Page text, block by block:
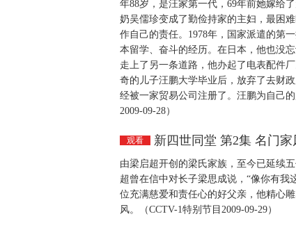
年88岁，是汪家第一代，69年前她嫁给
奶吴儒珍变成了勤俭持家的主妇，最困
作自己的责任。1978年，国家派遣的第
本留学、奋斗的经历。在日本，他也没
走上了另一条道路，他办起了电表配件
奇的儿子汪鹏大学毕业后，放弃了去财
经被一家贸易公司注册了。汪鹏为自己
2009-09-28）
观看 新四世同堂 第2集 名门家
由梁启超开创的梁氏家族，至今已延续
超曾在信中对长子梁思成说，“像你有
位充满慈爱和责任心的好父亲，他精心
风。（CCTV-1特别节目2009-09-29）